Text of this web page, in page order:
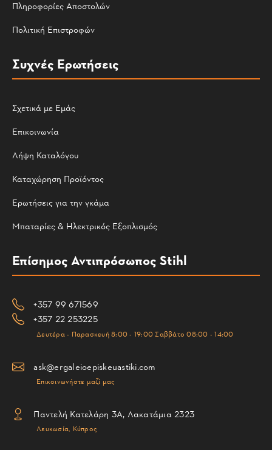
Πληροφορίες Αποστολών
Πολιτική Επιστροφών
Συχνές Ερωτήσεις
Σχετικά με Εμάς
Επικοινωνία
Λήψη Καταλόγου
Καταχώρηση Προϊόντος
Ερωτήσεις για την γκάμα
Μπαταρίες & Ηλεκτρικός Εξοπλισμός
Επίσημος Αντιπρόσωπος Stihl
+357 99 671569
+357 22 253225
Δευτέρα - Παρασκευή 8:00 - 19:00 Σαββάτο 08:00 - 14:00
ask@ergaleioepiskeuastiki.com
Επικοινωνήστε μαζί μας
Παντελή Κατελάρη 3Α, Λακατάμια 2323
Λευκωσία, Κύπρος